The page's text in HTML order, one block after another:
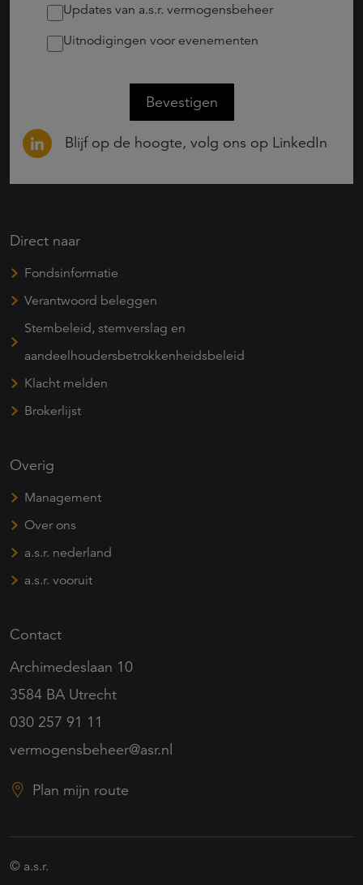
Updates van a.s.r. vermogensbeheer
Uitnodigingen voor evenementen
Bevestigen
Blijf op de hoogte, volg ons op LinkedIn
Direct naar
Fondsinformatie
Verantwoord beleggen
Stembeleid, stemverslag en
aandeelhoudersbetrokkenheidsbeleid
Klacht melden
Brokerlijst
Overig
Management
Over ons
a.s.r. nederland
a.s.r. vooruit
Contact
Archimedeslaan 10
3584 BA Utrecht
030 257 91 11
vermogensbeheer@asr.nl
Plan mijn route
© a.s.r.